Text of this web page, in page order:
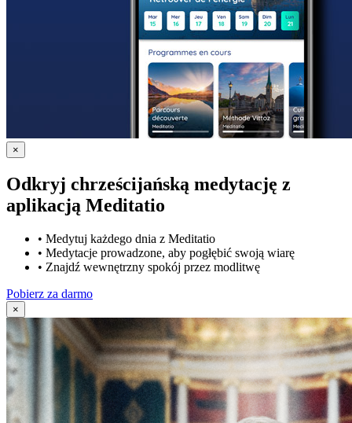
×
Odkryj chrześcijańską medytację z
aplikacją Meditatio
• Medytuj każdego dnia z Meditatio
• Medytacje prowadzone, aby pogłębić swoją wiarę
• Znajdź wewnętrzny spokój przez modlitwę
Pobierz za darmo
×